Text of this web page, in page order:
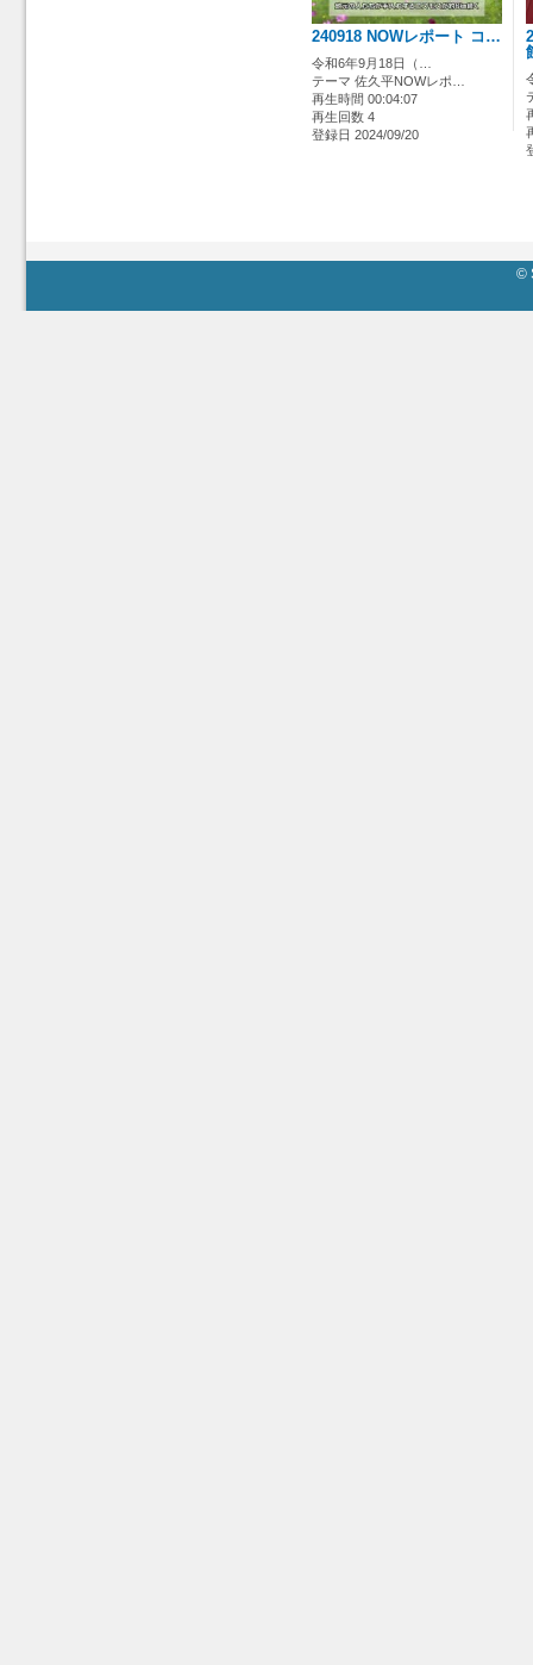
240918 NOWレポート コ…
令和6年9月18日（…
テーマ 佐久平NOWレポ…
再生時間 00:04:07
再生回数 4
登録日 2024/09/20
©